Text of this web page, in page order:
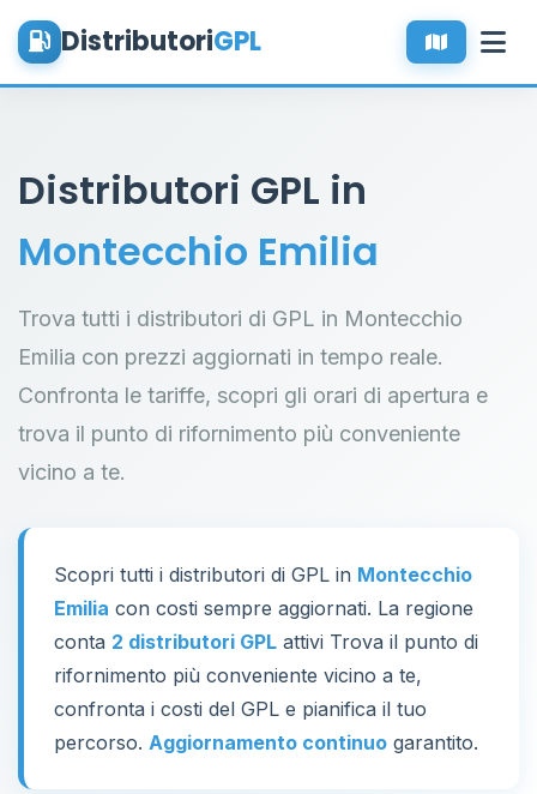
DistributoriGPL
Distributori GPL in
Montecchio Emilia
Trova tutti i distributori di GPL in Montecchio
Emilia con prezzi aggiornati in tempo reale.
Confronta le tariffe, scopri gli orari di apertura e
trova il punto di rifornimento più conveniente
vicino a te.
Scopri tutti i distributori di GPL in Montecchio
Emilia con costi sempre aggiornati. La regione
conta 2 distributori GPL attivi Trova il punto di
rifornimento più conveniente vicino a te,
confronta i costi del GPL e pianifica il tuo
percorso. Aggiornamento continuo garantito.